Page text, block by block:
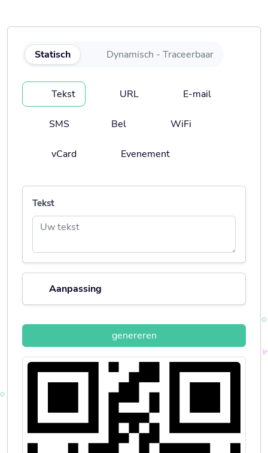
Statisch Dynamisch - Traceerbaar
Tekst URL E-mail
SMS Bel WiFi
vCard Evenement
Tekst
Aanpassing
genereren